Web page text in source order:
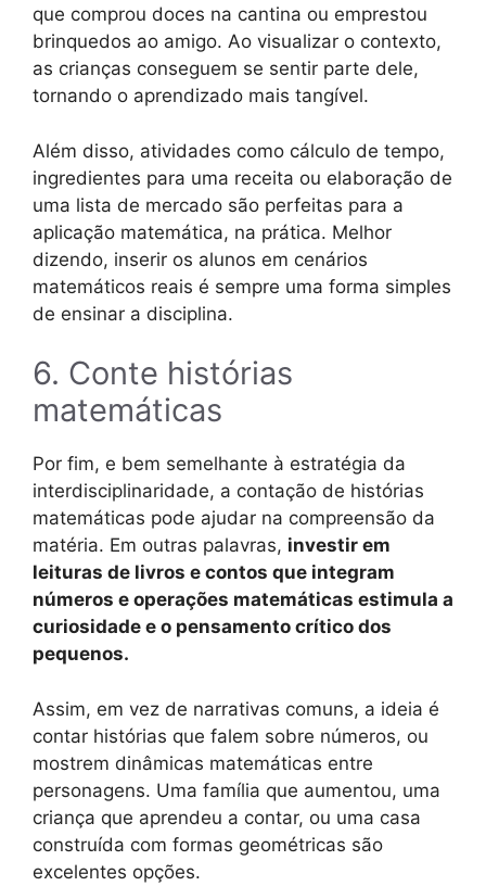
que comprou doces na cantina ou emprestou
brinquedos ao amigo. Ao visualizar o contexto,
as crianças conseguem se sentir parte dele,
tornando o aprendizado mais tangível.
Além disso, atividades como cálculo de tempo,
ingredientes para uma receita ou elaboração de
uma lista de mercado são perfeitas para a
aplicação matemática, na prática. Melhor
dizendo, inserir os alunos em cenários
matemáticos reais é sempre uma forma simples
de ensinar a disciplina.
6. Conte histórias
matemáticas
Por fim, e bem semelhante à estratégia da
interdisciplinaridade, a contação de histórias
matemáticas pode ajudar na compreensão da
matéria. Em outras palavras, investir em
leituras de livros e contos que integram
números e operações matemáticas estimula a
curiosidade e o pensamento crítico dos
pequenos.
Assim, em vez de narrativas comuns, a ideia é
contar histórias que falem sobre números, ou
mostrem dinâmicas matemáticas entre
personagens. Uma família que aumentou, uma
criança que aprendeu a contar, ou uma casa
construída com formas geométricas são
excelentes opções.